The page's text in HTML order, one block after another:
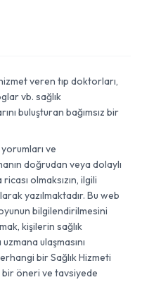
veren tıp doktorları,
vb. sağlık
buluşturan bağımsız bir
ve
doğrudan veya dolaylı
olmaksızın, ilgili
yazılmaktadır. Bu web
bilgilendirilmesini
kişilerin sağlık
ulaşmasını
bir Sağlık Hizmeti
bir öneri ve tavsiyede